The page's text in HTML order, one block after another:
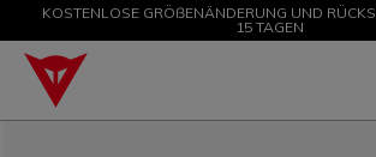
SALE BIS ZU -50 % – JETZT
KOSTENLOSE GRÖßENÄNDERUNG UND
15 TAGEN